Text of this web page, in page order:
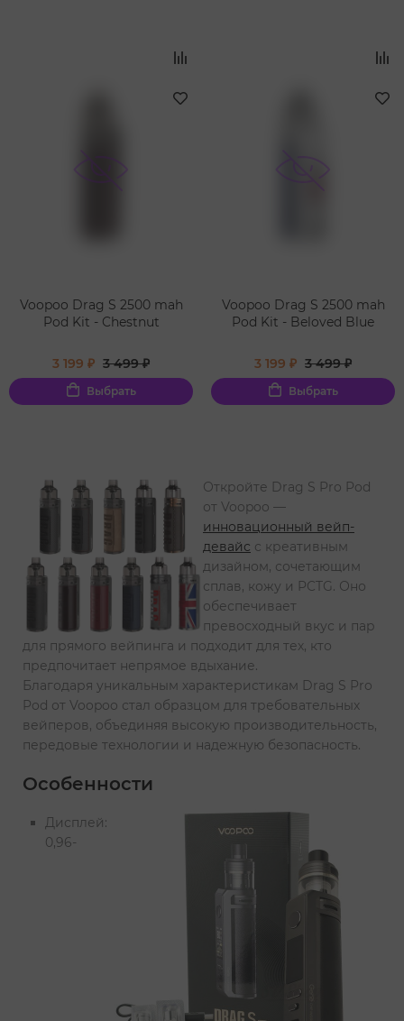
Voopoo Drag S 2500 mah
Pod Kit - Chestnut
3 199 ₽ 3 499 ₽
Выбрать
Voopoo Drag S 2500 mah
Pod Kit - Beloved Blue
3 199 ₽ 3 499 ₽
Выбрать
Откройте Drag S Pro Pod
от Voopoo —
инновационный вейп-
девайс с креативным
дизайном, сочетающим
сплав, кожу и PCTG. Оно
обеспечивает
превосходный вкус и пар
для прямого вейпинга и подходит для тех, кто
предпочитает непрямое вдыхание.
Благодаря уникальным характеристикам Drag S Pro
Pod от Voopoo стал образцом для требовательных
вейперов, объединяя высокую производительность,
передовые технологии и надежную безопасность.
Особенности
Дисплей:
0,96-